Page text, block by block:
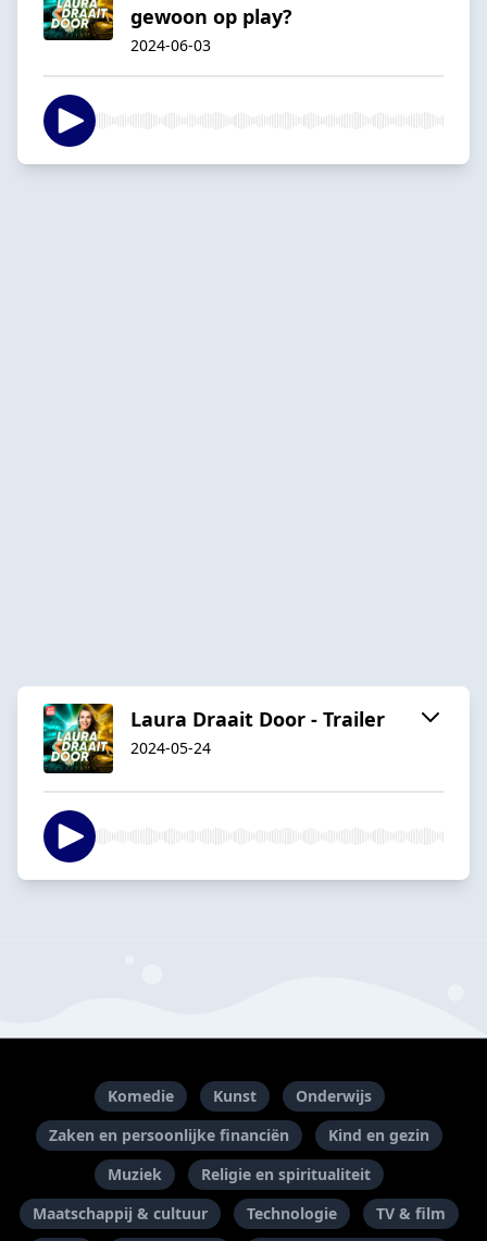
gewoon op play?
2024-06-03
Laura Draait Door - Trailer
2024-05-24
Komedie Kunst
Onderwijs
Zaken en persoonlijke financiën
Kind en gezin
Muziek
Religie en spiritualiteit
Maatschappij & cultuur
Technologie TV & film